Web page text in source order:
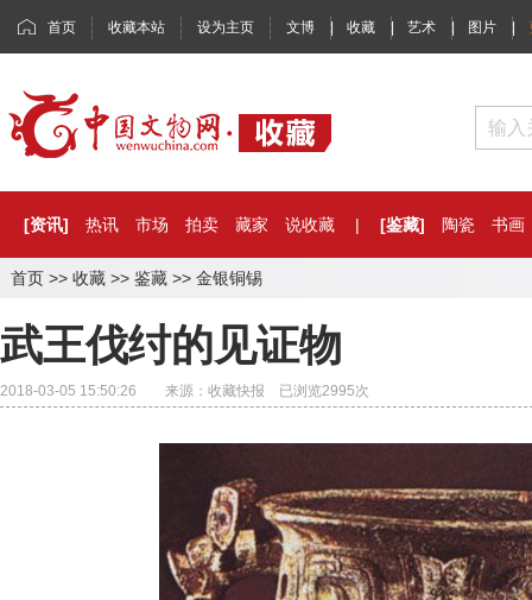
首页 收藏本站 设为主页 文博 | 收藏 | 艺术 | 图片 |
[资讯] 热讯 市场 拍卖 藏家 说收藏 | [鉴藏] 陶瓷 书画
首页 >> 收藏 >> 鉴藏 >> 金银铜锡
武王伐纣的见证物
2018-03-05 15:50:26 来源：收藏快报 已浏览2995次